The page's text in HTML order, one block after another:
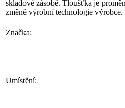
skladové zásobě. Tloušťka je
změně výrobní technologie výrobce.
Značka:
Umístění: